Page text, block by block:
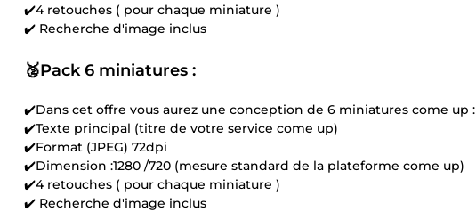
✔️4 retouches ( pour chaque miniature )
✔️ Recherche d'image inclus
🥈Pack 6 miniatures :
✔️Dans cet offre vous aurez une conception de 6 miniatures come up :
✔️Texte principal (titre de votre service come up)
✔️Format (JPEG) 72dpi
✔️Dimension :1280 /720 (mesure standard de la plateforme come up)
✔️4 retouches ( pour chaque miniature )
✔️ Recherche d'image inclus